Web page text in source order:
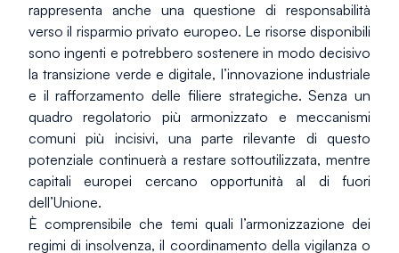
rappresenta anche una questione di responsabilità
verso il risparmio privato europeo. Le risorse disponibili
sono ingenti e potrebbero sostenere in modo decisivo
la transizione verde e digitale, l’innovazione industriale
e il rafforzamento delle filiere strategiche. Senza un
quadro regolatorio più armonizzato e meccanismi
comuni più incisivi, una parte rilevante di questo
potenziale continuerà a restare sottoutilizzata, mentre
capitali europei cercano opportunità al di fuori
dell’Unione.
È comprensibile che temi quali l’armonizzazione dei
regimi di insolvenza, il coordinamento della vigilanza o